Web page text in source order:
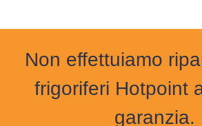
Non effettuiamo
frigoriferi Hotpoint
garanzia.